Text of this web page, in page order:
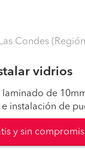
Las Condes (Región Metropolitana -
vidrios
laminado de
instalación de
y sin